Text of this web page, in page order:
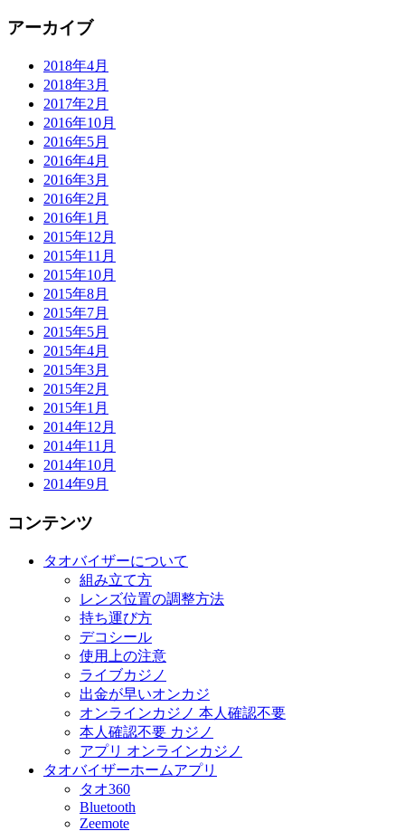
アーカイブ
2018年4月
2018年3月
2017年2月
2016年10月
2016年5月
2016年4月
2016年3月
2016年2月
2016年1月
2015年12月
2015年11月
2015年10月
2015年8月
2015年7月
2015年5月
2015年4月
2015年3月
2015年2月
2015年1月
2014年12月
2014年11月
2014年10月
2014年9月
コンテンツ
タオバイザーについて
組み立て方
レンズ位置の調整方法
持ち運び方
デコシール
使用上の注意
ライブカジノ
出金が早いオンカジ
オンラインカジノ 本人確認不要
本人確認不要 カジノ
アプリ オンラインカジノ
タオバイザーホームアプリ
タオ360
Bluetooth
Zeemote